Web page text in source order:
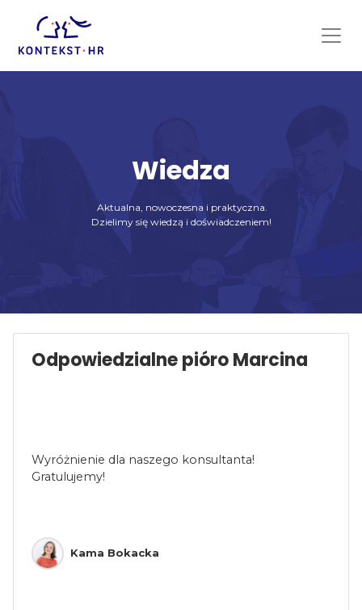
content
Wiedza
Aktualna, nowoczesna i praktyczna.
Dzielimy się wiedzą i doświadczeniem!
Odpowiedzialne pióro Marcina
Wyróżnienie dla naszego konsultanta!
Gratulujemy!
Kama Bokacka